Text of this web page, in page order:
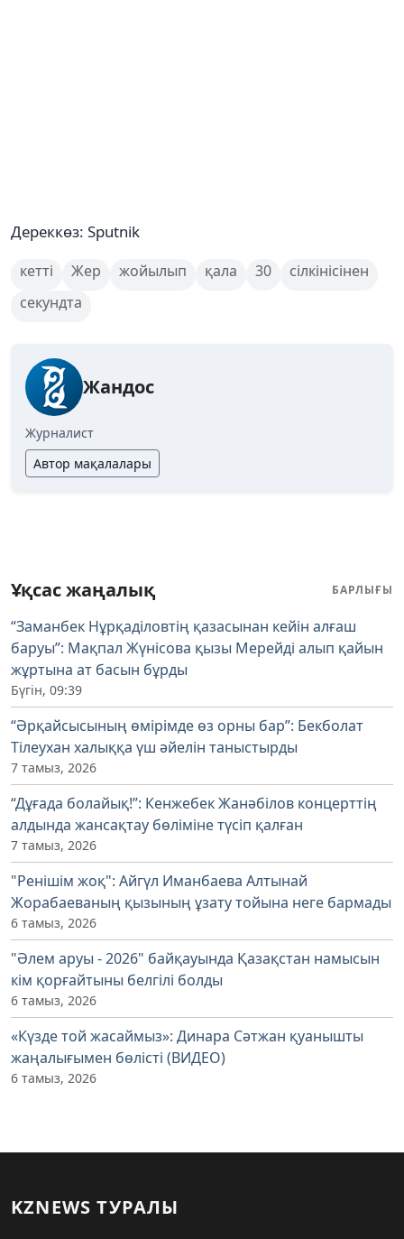
Дереккөз: Sputnik
кетті Жер жойылып қала 30
сілкінісінен
секундта
Жандос
Журналист
Автор мақалалары
Ұқсас жаңалық БАРЛЫҒЫ
“Заманбек Нұрқаділовтің қазасынан кейін алғаш
баруы”: Мақпал Жүнісова қызы Мерейді алып қайын
жұртына ат басын бұрды
Бүгін, 09:39
“Әрқайсысының өмірімде өз орны бар”: Бекболат
Тілеухан халыққа үш әйелін таныстырды
7 тамыз, 2026
“Дұғада болайық!”: Кенжебек Жанәбілов концерттің
алдында жансақтау бөліміне түсіп қалған
7 тамыз, 2026
"Ренішім жоқ": Айгүл Иманбаева Алтынай
Жорабаеваның қызының ұзату тойына неге бармады
6 тамыз, 2026
"Әлем аруы - 2026" байқауында Қазақстан намысын
кім қорғайтыны белгілі болды
6 тамыз, 2026
«Күзде той жасаймыз»: Динара Сәтжан қуанышты
жаңалығымен бөлісті (ВИДЕО)
6 тамыз, 2026
KZNEWS ТУРАЛЫ